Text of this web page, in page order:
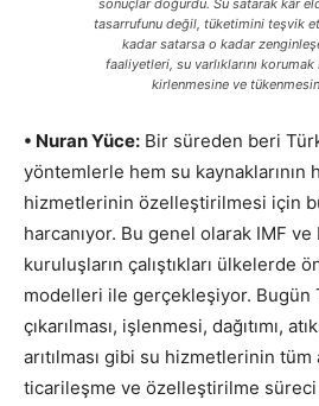
sonuçlar doğurdu. Su satarak kâr
tasarrufunu değil, tüketimini teşvik
kadar satarsa o kadar
faaliyetleri, su varlıklarını korumak
kirlenmesine ve
• Nuran Yüce: Bir süreden beri
yöntemlerle hem su kaynaklarının
hizmetlerinin özelleştirilmesi için
harcanıyor. Bu genel olarak IMF ve
kuruluşların çalıştıkları ülkelerde
modelleri ile gerçekleşiyor. Bugün
çıkarılması, işlenmesi, dağıtımı,
arıtılması gibi su hizmetlerinin tüm
ticarileşme ve özelleştirilme süreci